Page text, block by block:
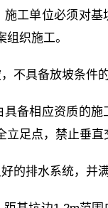
工单位必须对
织施工。
不具备放坡条件
备相应资质的
足点，禁止垂直
的排水系统，并